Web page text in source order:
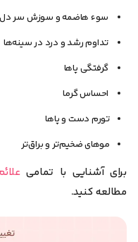
سوء هاضمه و سوزش سر دل
تداوم رشد و درد در سینه‌ها
گرفتگی پا‌ها
احساس گرما
تورم دست‌ و پاها
موهای ضخیم‌تر و براق‌تر
برای آشنایی با تمامی
مطالعه کنید.